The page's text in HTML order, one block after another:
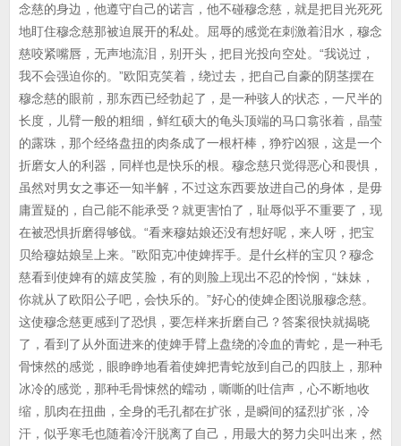
念慈的身边，他遵守自己的诺言，他不碰穆念慈，就是把目光死死
地盯住穆念慈那被迫展开的私处。屈辱的感觉在刺激着泪水，穆念
慈咬紧嘴唇，无声地流泪，别开头，把目光投向空处。“我说过，
我不会强迫你的。”欧阳克笑着，绕过去，把自己自豪的阴茎摆在
穆念慈的眼前，那东西已经勃起了，是一种骇人的状态，一尺半的
长度，儿臂一般的粗细，鲜红硕大的龟头顶端的马口翕张着，晶莹
的露珠，那个经络盘扭的肉条成了一根杆棒，狰狞凶狠，这是一个
折磨女人的利器，同样也是快乐的根。穆念慈只觉得恶心和畏惧，
虽然对男女之事还一知半解，不过这东西要放进自己的身体，是毋
庸置疑的，自己能不能承受？就更害怕了，耻辱似乎不重要了，现
在被恐惧折磨得够戗。“看来穆姑娘还没有想好呢，来人呀，把宝
贝给穆姑娘呈上来。”欧阳克冲使婢挥手。是什幺样的宝贝？穆念
慈看到使婢有的嬉皮笑脸，有的则脸上现出不忍的怜悯，“妹妹，
你就从了欧阳公子吧，会快乐的。”好心的使婢企图说服穆念慈。
这使穆念慈更感到了恐惧，要怎样来折磨自己？答案很快就揭晓
了，看到了从外面进来的使婢手臂上盘绕的冷血的青蛇，是一种毛
骨悚然的感觉，眼睁睁地看着使婢把青蛇放到自己的四肢上，那种
冰冷的感觉，那种毛骨悚然的蠕动，嘶嘶的吐信声，心不断地收
缩，肌肉在扭曲，全身的毛孔都在扩张，是瞬间的猛烈扩张，冷
汗，似乎寒毛也随着冷汗脱离了自己，用最大的努力尖叫出来，然